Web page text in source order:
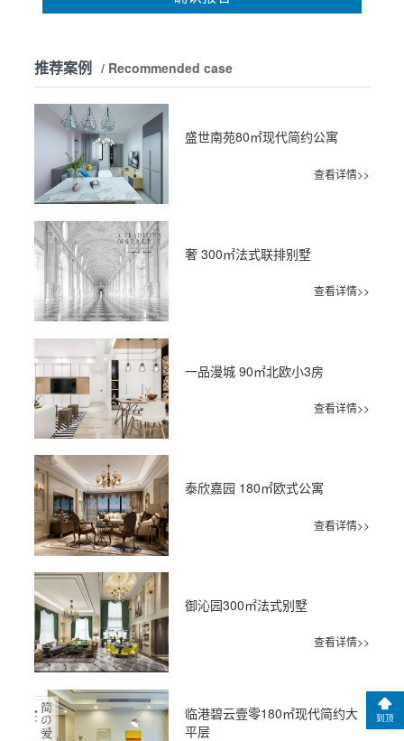
推荐案例 / Recommended case
盛世南苑80㎡现代简约公寓
查看详情>>
奢 300㎡法式联排别墅
查看详情>>
一品漫城 90㎡北欧小3房
查看详情>>
泰欣嘉园 180㎡欧式公寓
查看详情>>
御沁园300㎡法式别墅
查看详情>>
临港碧云壹零180㎡现代简约大
平层
到顶